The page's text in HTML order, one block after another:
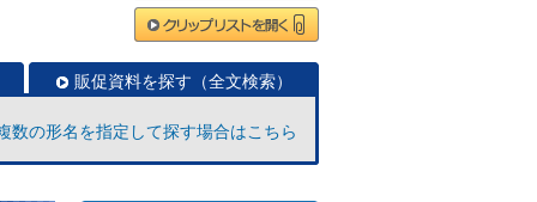
販促資料を探す（全文検索）
数の形名を指定して探す場合はこちら